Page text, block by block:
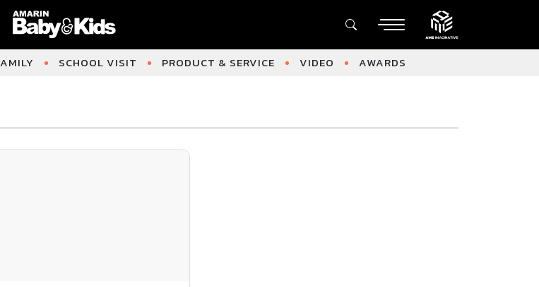
SCHOOL VISIT PRODUCT & SERVICE VIDEO AWARDS